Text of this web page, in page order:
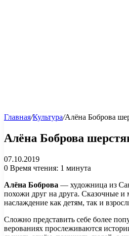
Главная/Культура/Алёна Боброва
Алёна Боброва
07.10.2019
0 Время чтения: 1 минута
Алёна Боброва — художница из
похожи друг на друга. Сказочные и
наслаждение как детям, так и
Сложно представить себе более
верованиях прослеживаются